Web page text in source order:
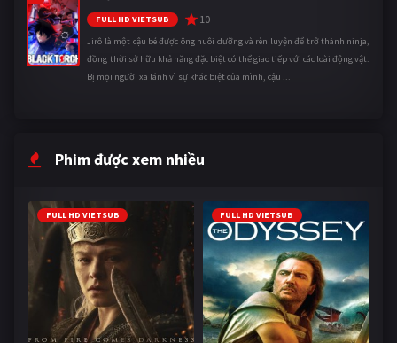
FULL HD VIETSUB 10
Jirô là một cậu bé được ông nuôi dưỡng và rèn luyện để trở thành ninja,
đồng thời sở hữu khả năng đặc biệt có thể giao tiếp với các loài động vật.
Bị mọi người xa lánh vì sự khác biệt của mình, cậu ...
Phim được xem nhiều
FULL HD VIETSUB FULL HD VIETSUB